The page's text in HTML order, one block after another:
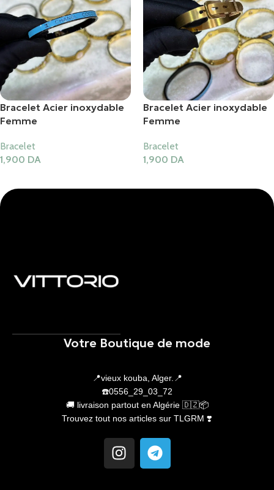
Bracelet Acier inoxydable
Femme
Bracelet
1,900 DA
Bracelet Acier inoxydable
Femme
Bracelet
1,900 DA
Votre Boutique de mode
📍vieux kouba, Alger.📍
☎️0556_29_03_72
🚚 livraison partout en Algérie 🇩🇿📦
Trouvez tout nos articles sur TLGRM ❣️